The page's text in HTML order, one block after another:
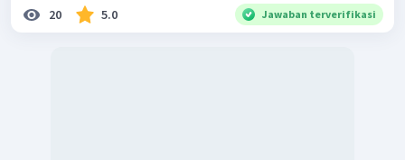
20 5.0 Jawaban terverifikasi